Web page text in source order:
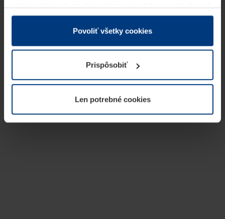
v rámci Vášho využívania služieb.
Z právneho hľadiska môžeme cookies ukladať na Vašom
prevádzku tejto stránky. Pre všetky ostatné typy cookie
potrebujeme Vaše povolenie. Vaše povolenie môžete
kedykoľvek zmeniť alebo odvolať vo vysvetlení cookie
našej webovej stránky.
Povoliť všetky cookies
Prispôsobiť
Len potrebné cookies